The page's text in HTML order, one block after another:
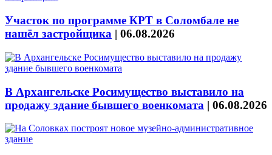
Участок по программе КРТ в Соломбале не
нашёл застройщика | 06.08.2026
В Архангельске Росимущество выставило на
продажу здание бывшего военкомата | 06.08.2026